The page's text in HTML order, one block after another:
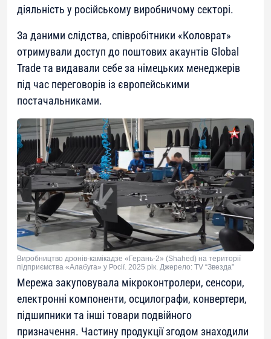
діяльність у російському виробничому секторі.
За даними слідства, співробітники «Коловрат»
отримували доступ до поштових акаунтів Global
Trade та видавали себе за німецьких менеджерів
під час переговорів із європейськими
постачальниками.
Виробництво дронів-камікадзе «Герань-2» (Shahed) на території
підприємства «Алабуга» у Росії. 2025 рік. Джерело: TV “Звезда”
Мережа закуповувала мікроконтролери, сенсори,
електронні компоненти, осцилографи, конвертери,
підшипники та інші товари подвійного
призначення. Частину продукції згодом знаходили